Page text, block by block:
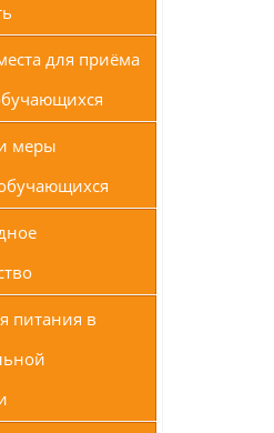
для приёма
меры
питания в